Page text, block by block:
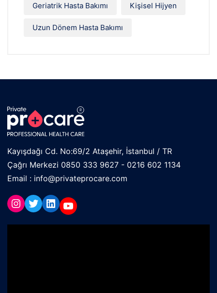
Geriatrik Hasta Bakımı Kişisel Hijyen
Uzun Dönem Hasta Bakımı
Kayışdağı Cd. No:69/2 Ataşehir, İstanbul / TR
Çağrı Merkezi 0850 333 9627 - 0216 602 1134
Email : info@privateprocare.com